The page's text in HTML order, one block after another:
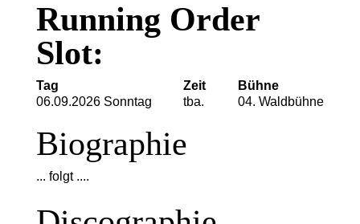
Running Order
Slot:
Tag
06.09.2026 Sonntag
Zeit
tba.
Bühne
04. Waldbühne
Biographie
... folgt ....